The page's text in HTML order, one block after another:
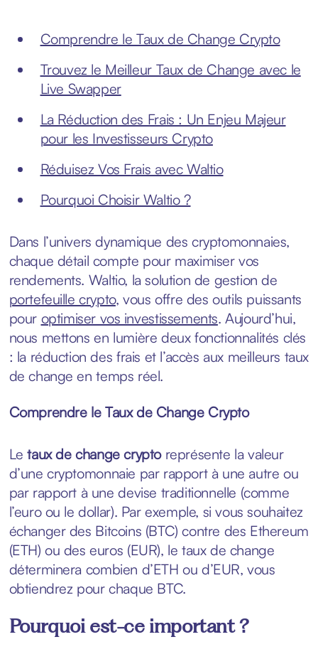
Comprendre le Taux de Change Crypto
Trouvez le Meilleur Taux de Change avec le
Live Swapper
La Réduction des Frais : Un Enjeu Majeur
pour les Investisseurs Crypto
Réduisez Vos Frais avec Waltio
Pourquoi Choisir Waltio ?
Dans l’univers dynamique des cryptomonnaies,
chaque détail compte pour maximiser vos
rendements. Waltio, la solution de gestion de
portefeuille crypto, vous offre des outils puissants
pour optimiser vos investissements. Aujourd’hui,
nous mettons en lumière deux fonctionnalités clés
: la réduction des frais et l’accès aux meilleurs taux
de change en temps réel.
Comprendre le Taux de Change Crypto
Letaux de change cryptoreprésente la valeur
d’une cryptomonnaie par rapport à une autre ou
par rapport à une devise traditionnelle (comme
l’euro ou le dollar). Par exemple, si vous souhaitez
échanger des Bitcoins (BTC) contre des Ethereum
(ETH) ou des euros (EUR), le taux de change
déterminera combien d’ETH ou d’EUR, vous
obtiendrez pour chaque BTC.
Pourquoi est-ce important ?